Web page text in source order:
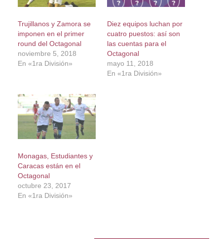
Trujillanos y Zamora se
imponen en el primer
round del Octagonal
noviembre 5, 2018
En «1ra División»
Diez equipos luchan por
cuatro puestos: así son
las cuentas para el
Octagonal
mayo 11, 2018
En «1ra División»
Monagas, Estudiantes y
Caracas están en el
Octagonal
octubre 23, 2017
En «1ra División»